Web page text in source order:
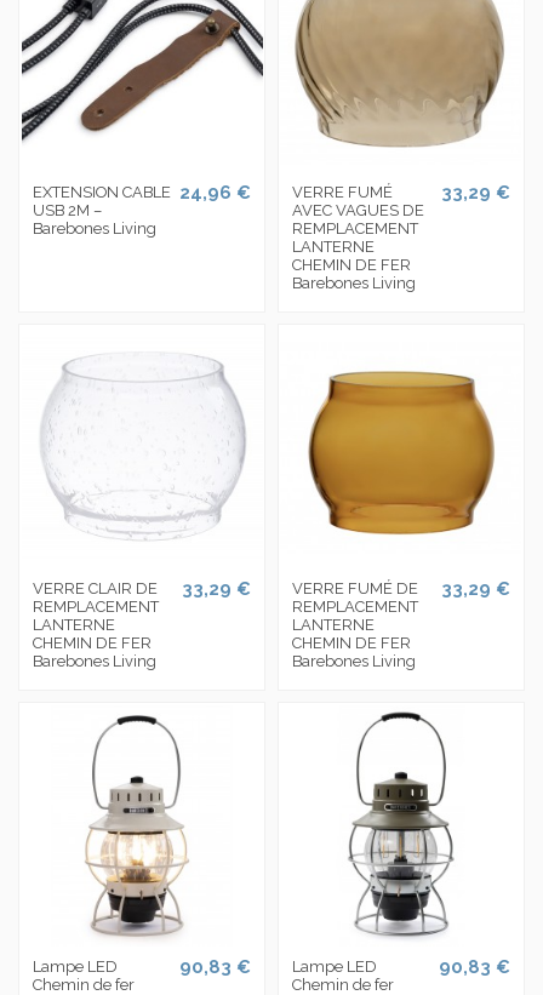
EXTENSION CABLE
USB 2M –
Barebones Living
24,96 €
VERRE FUMÉ
AVEC VAGUES DE
REMPLACEMENT
LANTERNE
CHEMIN DE FER
Barebones Living
33,29 €
VERRE CLAIR DE
REMPLACEMENT
LANTERNE
CHEMIN DE FER
Barebones Living
33,29 €
VERRE FUMÉ DE
REMPLACEMENT
LANTERNE
CHEMIN DE FER
Barebones Living
33,29 €
Lampe LED
Chemin de fer
90,83 €
Lampe LED
Chemin de fer
90,83 €